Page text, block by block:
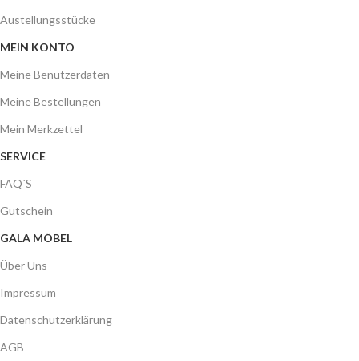
Austellungsstücke
MEIN KONTO
Meine Benutzerdaten
Meine Bestellungen
Mein Merkzettel
SERVICE
FAQ´S
Gutschein
GALA MÖBEL
Über Uns
Impressum
Datenschutzerklärung
AGB